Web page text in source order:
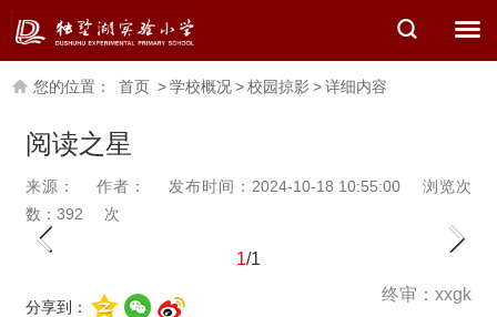
您的位置： 首页 >学校概况>校园掠影>详细内容
阅读之星
来源： 作者： 发布时间：2024-10-18 10:55:00
浏览次
数： 392 次
1/1
终审：xxgk
分享到：